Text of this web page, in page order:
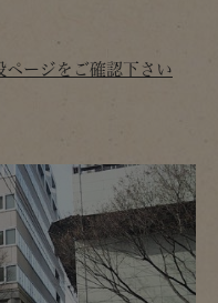
ページをご確認下さい